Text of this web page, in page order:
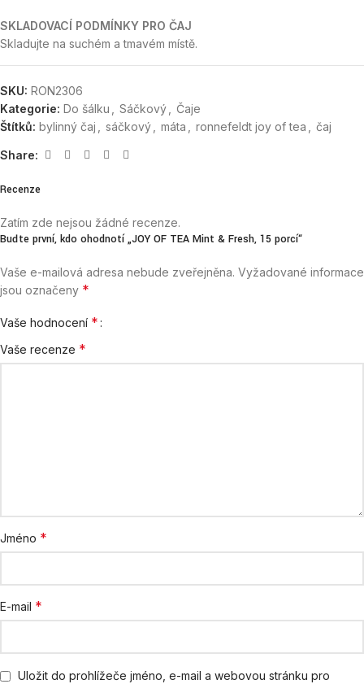
SKLADOVACÍ PODMÍNKY PRO ČAJ
Skladujte na suchém a tmavém místě.
SKU: RON2306
Kategorie: Do šálku Sáčkový
Čaje
Štítků: bylinný čaj sáčkový máta ronnefeldt joy of tea čaj
Share:
Recenze
Zatím zde nejsou žádné recenze.
Buďte první, kdo ohodnotí „JOY OF TEA Mint & Fresh, 15 porcí“
Vaše e-mailová adresa nebude zveřejněna. Vyžadované informace
jsou označeny *
Vaše hodnocení *
Vaše recenze *
Jméno *
E-mail *
Uložit do prohlížeče jméno, e-mail a webovou stránku pro